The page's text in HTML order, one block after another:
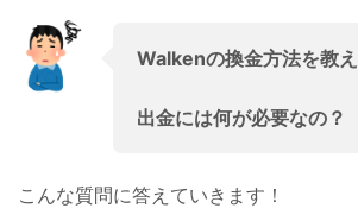
Walkenの換金方法を教え
出金には何が必要なの？
こんな質問に答えていきます！